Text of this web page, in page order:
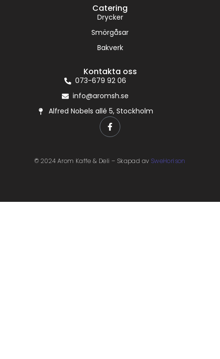
Catering
Drycker
Smörgåsar
Bakverk
Kontakta oss
073-679 92 06
info@aromsh.se
Alfred Nobels allé 5, Stockholm
© 2024 Arom Kaffe & Deli – Skapad av SweHorison